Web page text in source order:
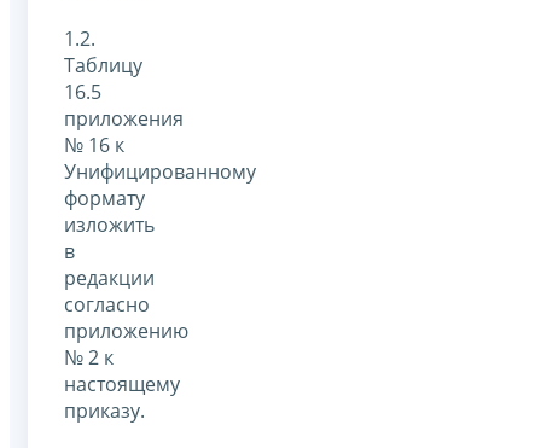
1.2.
Таблицу
16.5
приложения
№ 16 к
Унифицированному
формату
изложить
в
редакции
согласно
приложению
№ 2 к
настоящему
приказу.